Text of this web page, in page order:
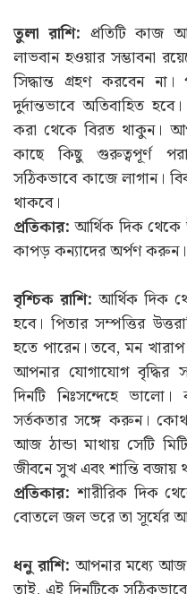
তুলা রাশি: প্রতিটি কাজ
লাভবান হওয়ার সম্ভাবনা
সিদ্ধান্ত গ্রহণ করবেন না।
দুর্দান্তভাবে অতিবাহিত
করা থেকে বিরত থাকুন।
কাছে কিছু গুরুত্বপূর্ণ
সঠিকভাবে কাজে লাগান।
থাকবে।
প্রতিকার: আর্থিক দিক থেকে
কাপড় কন্যাদের অর্পণ করুন।
বৃশ্চিক রাশি: আর্থিক দিক
হবে। পিতার সম্পত্তির
হতে পারেন। তবে, মন
আপনার যোগাযোগ বৃদ্ধির
দিনটি নিঃসন্দেহে ভালো।
সর্তকতার সঙ্গে করুন।
আজ ঠান্ডা মাথায় সেটি
জীবনে সুখ এবং শান্তি বজায়
প্রতিকার: শারীরিক দিক
বোতলে জল ভরে তা সূর্যের
ধনু রাশি: আপনার মধ্যে আজ